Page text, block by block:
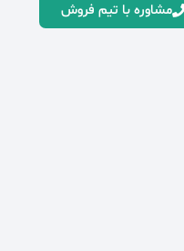
مشاوره با تیم فروش